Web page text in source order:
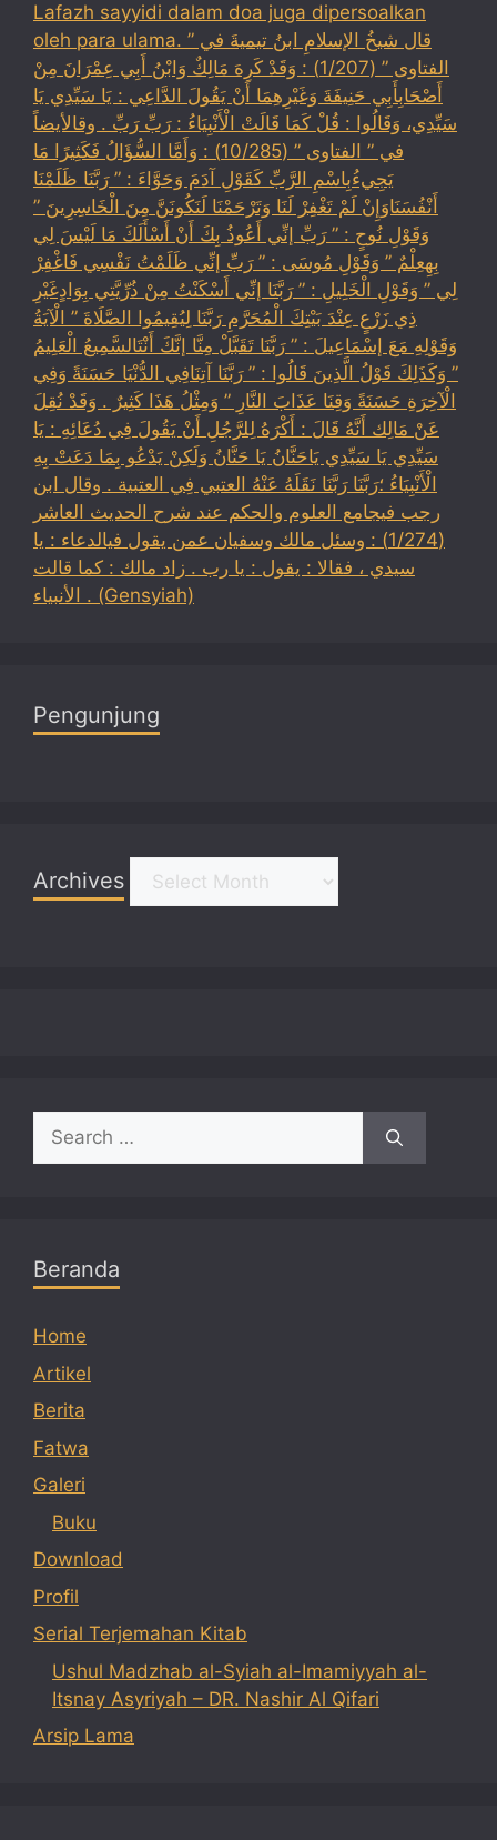
Lafazh sayyidi dalam doa juga dipersoalkan
oleh para ulama. قال شيخُ الإسلامِ ابنُ تيميةَ في ”
الفتاوى ” (1/207) : وَقَدْ كَرِهَ مَالِكٌ وَابْنُ أَبِي عِمْرَانَ مِنْ
أَصْحَابِأَبِي حَنِيفَةَ وَغَيْرِهِمَا أَنْ يَقُولَ الدَّاعِي : يَا سَيِّدِي يَا
سَيِّدِي، وَقَالُوا : قُلْ كَمَا قَالَتْ الْأَنْبِيَاءُ : رَبِّ رَبِّ . وقالأيضاً
في ” الفتاوى ” (10/285) : وَأَمَّا السُّؤَالُ فَكَثِيرًا مَا
يَجِيءُبِاسْمِ الرَّبِّ كَقَوْلِ آدَمَ وَحَوَّاءَ : ” رَبَّنَا ظَلَمْنَا
أَنْفُسَنَاوَإِنْ لَمْ تَغْفِرْ لَنَا وَتَرْحَمْنَا لَنَكُونَنَّ مِنَ الْخَاسِرِينَ ”
وَقَوْلِ نُوحٍ : ” رَبِّ إنِّي أَعُوذُ بِكَ أَنْ أَسْأَلَكَ مَا لَيْسَ لِي
بِهِعِلْمٌ ” وَقَوْلِ مُوسَى : ” رَبِّ إنِّي ظَلَمْتُ نَفْسِي فَاغْفِرْ
لِي ” وَقَوْلِ الْخَلِيلِ : ” رَبَّنَا إنِّي أَسْكَنْتُ مِنْ ذُرِّيَّتِي بِوَادٍغَيْرِ
ذِي زَرْعٍ عِنْدَ بَيْتِكَ الْمُحَرَّمِ رَبَّنَا لِيُقِيمُوا الصَّلَاةَ ” الْآيَةُ
وَقَوْلِهِ مَعَ إسْمَاعِيلَ : ” رَبَّنَا تَقَبَّلْ مِنَّا إنَّكَ أَنْتَالسَّمِيعُ الْعَلِيمُ
” وَكَذَلِكَ قَوْلُ الَّذِينَ قَالُوا : ” رَبَّنَا آتِنَافِي الدُّنْيَا حَسَنَةً وَفِي
الْآخِرَةِ حَسَنَةً وَقِنَا عَذَابَ النَّارِ ” وَمِثْلُ هَذَا كَثِيرٌ . وَقَدْ نُقِلَ
عَنْ مَالِك أَنَّهُ قَالَ : أَكْرَهُ لِلرَّجُلِ أَنْ يَقُولَ فِي دُعَائِهِ : يَا
سَيِّدِي يَا سَيِّدِي يَاحَنَّانُ يَا حَنَّانُ وَلَكِنْ يَدْعُو بِمَا دَعَتْ بِهِ
الْأَنْبِيَاءُ ؛رَبَّنَا رَبَّنَا نَقَلَهُ عَنْهُ العتبي فِي العتبية . وقال ابن
رجب فيجامع العلوم والحكم عند شرح الحديث العاشر
(1/274) : وسئل مالك وسفيان عمن يقول فيالدعاء : يا
سيدي ، فقالا : يقول : يا رب . زاد مالك : كما قالت
الأنبياء . (Gensyiah)
Pengunjung
Archives Archives
Search
for:
Beranda
Home
Artikel
Berita
Fatwa
Galeri
Buku
Download
Profil
Serial Terjemahan Kitab
Ushul Madzhab al-Syiah al-Imamiyyah al-
Itsnay Asyriyah – DR. Nashir Al Qifari
Arsip Lama